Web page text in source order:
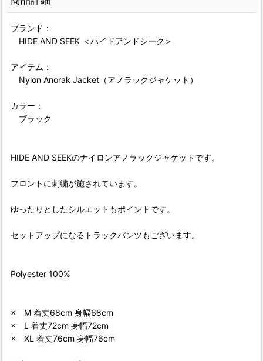
ブランド：
HIDE AND SEEK ＜ハイドアンドシーク＞
アイテム：
Nylon Anorak Jacket（アノラックジャケット）
カラー：
ブラック
HIDE AND SEEKのナイロンアノラックジャケットです。
フロントに刺繍が施されています。
ゆったりとしたシルエットもポイントです。
セットアップになるトラックパンツもございます。
Polyester 100%
× M 着丈68cm 身幅68cm
× L 着丈72cm 身幅72cm
× XL 着丈76cm 身幅76cm